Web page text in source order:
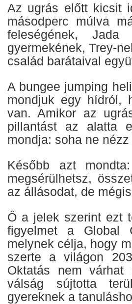
Az ugrás előtt kicsit
másodperc múlva
feleségének,
gyermekének, Trey-
család barátaival
A bungee jumping
mondjuk egy hídról,
van. Amikor az
pillantást az alatta
mondja: soha ne
Később azt
megsérülhetsz,
az állásodat, de
Ő a jelek szerint ezt
figyelmet a Global
melynek célja, hogy
szerte a világon
Oktatás nem várhat
válság sújtotta
gyereknek a